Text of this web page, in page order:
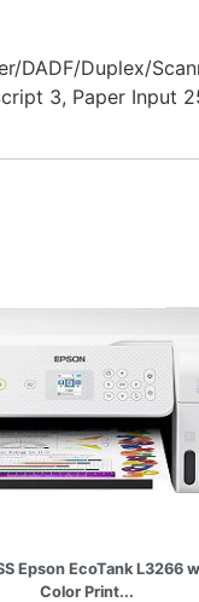
DADF/Duplex/
3, Paper Input
Epson EcoTank L3266
Color Print...